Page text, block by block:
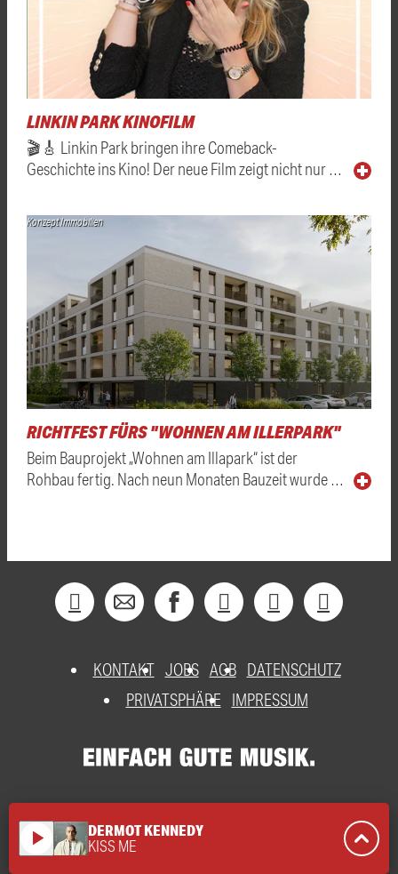
LINKIN PARK KINOFILM
🎬🎸 Linkin Park bringen ihre Comeback-
Geschichte ins Kino! Der neue Film zeigt nicht nur …
Konzept Immobilien
RICHTFEST FÜRS "WOHNEN AM ILLERPARK"
Beim Bauprojekt „Wohnen am Illapark“ ist der
Rohbau fertig. Nach neun Monaten Bauzeit wurde …
KONTAKT JOBS AGB DATENSCHUTZ
PRIVATSPHÄRE
IMPRESSUM
play_arrow DERMOT KENNEDY
KISS ME